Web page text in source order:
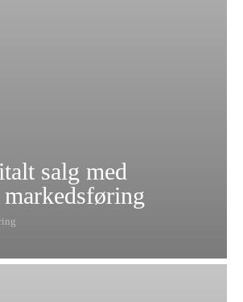
salg med